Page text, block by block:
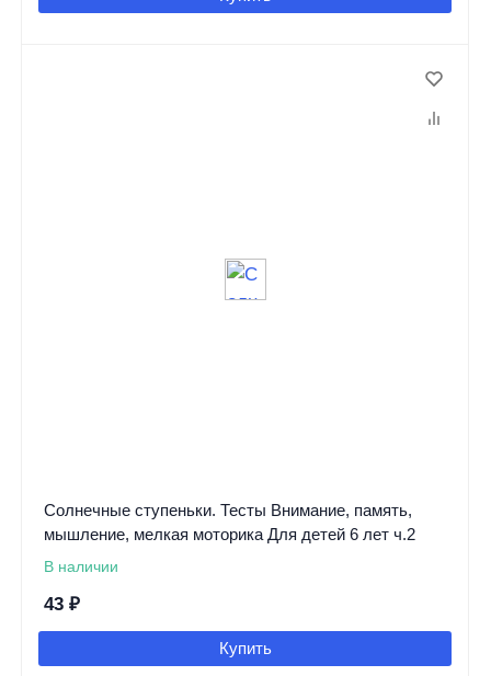
Солнечные ступеньки. Тесты Внимание, память,
мышление, мелкая моторика Для детей 6 лет ч.2
В наличии
43 ₽
Купить